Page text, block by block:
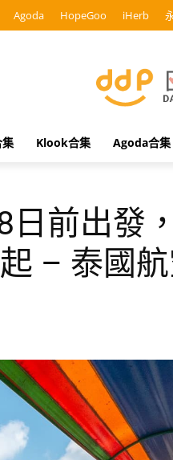
Agoda HopeGoo iHerb
Klook合集 Agoda合集
日前出發
– 泰國